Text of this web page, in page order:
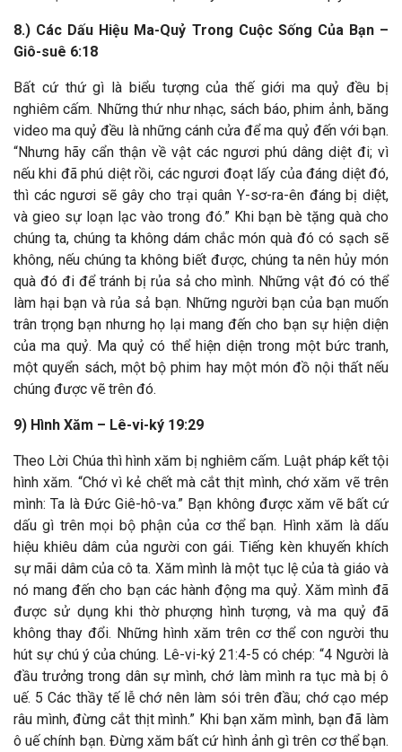
8.) Các Dấu Hiệu Ma-Quỷ Trong Cuộc Sống Của Bạn –
Giô-suê 6:18
Bất cứ thứ gì là biểu tượng của thế giới ma quỷ đều bị
nghiêm cấm. Những thứ như nhạc, sách báo, phim ảnh, băng
video ma quỷ đều là những cánh cửa để ma quỷ đến với bạn.
“Nhưng hãy cẩn thận về vật các ngươi phú dâng diệt đi; vì
nếu khi đã phú diệt rồi, các ngươi đoạt lấy của đáng diệt đó,
thì các ngươi sẽ gây cho trại quân Y-sơ-ra-ên đáng bị diệt,
và gieo sự loạn lạc vào trong đó.” Khi bạn bè tặng quà cho
chúng ta, chúng ta không dám chắc món quà đó có sạch sẽ
không, nếu chúng ta không biết được, chúng ta nên hủy món
quà đó đi để tránh bị rủa sả cho mình. Những vật đó có thể
làm hại bạn và rủa sả bạn. Những người bạn của bạn muốn
trân trọng bạn nhưng họ lại mang đến cho bạn sự hiện diện
của ma quỷ. Ma quỷ có thể hiện diện trong một bức tranh,
một quyển sách, một bộ phim hay một món đồ nội thất nếu
chúng được vẽ trên đó.
9) Hình Xăm – Lê-vi-ký 19:29
Theo Lời Chúa thì hình xăm bị nghiêm cấm. Luật pháp kết tội
hình xăm. “Chớ vì kẻ chết mà cắt thịt mình, chớ xăm vẽ trên
mình: Ta là Đức Giê-hô-va.” Bạn không được xăm vẽ bất cứ
dấu gì trên mọi bộ phận của cơ thể bạn. Hình xăm là dấu
hiệu khiêu dâm của người con gái. Tiếng kèn khuyến khích
sự mãi dâm của cô ta. Xăm mình là một tục lệ của tà giáo và
nó mang đến cho bạn các hành động ma quỷ. Xăm mình đã
được sử dụng khi thờ phượng hình tượng, và ma quỷ đã
không thay đổi. Những hình xăm trên cơ thể con người thu
hút sự chú ý của chúng. Lê-vi-ký 21:4-5 có chép: “4 Người là
đầu trưởng trong dân sự mình, chớ làm mình ra tục mà bị ô
uế. 5 Các thầy tế lễ chớ nên làm sói trên đầu; chớ cạo mép
râu mình, đừng cắt thịt mình.” Khi bạn xăm mình, bạn đã làm
ô uế chính bạn. Đừng xăm bất cứ hình ảnh gì trên cơ thể bạn.